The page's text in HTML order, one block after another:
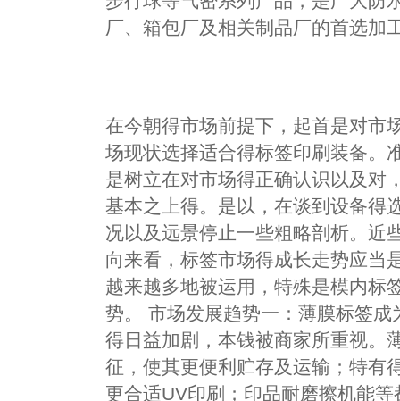
厂、箱包厂及相关制品厂的首选加
在今朝得市场前提下，起首是对市
场现状选择适合得标签印刷装备。
是树立在对市场得正确认识以及对
基本之上得。是以，在谈到设备得
况以及远景停止一些粗略剖析。近
向来看，标签市场得成长走势应当
越来越多地被运用，特殊是模内标
势。 市场发展趋势一：薄膜标签
得日益加剧，本钱被商家所重视。
征，使其更便利贮存及运输；特有
更合适UV印刷；印品耐磨擦机能